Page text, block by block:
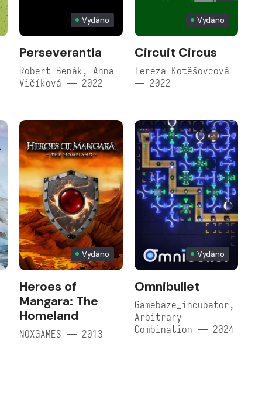
Vydáno
Perseverantia
Robert Benák, Anna
Vičíková — 2022
Vydáno
Circuit Circus
Tereza Kotěšovcová
— 2022
Vydáno
Heroes of
Mangara: The
Homeland
NOXGAMES — 2013
Vydáno
Omnibullet
Gamebaze_incubator,
Arbitrary
Combination — 2024